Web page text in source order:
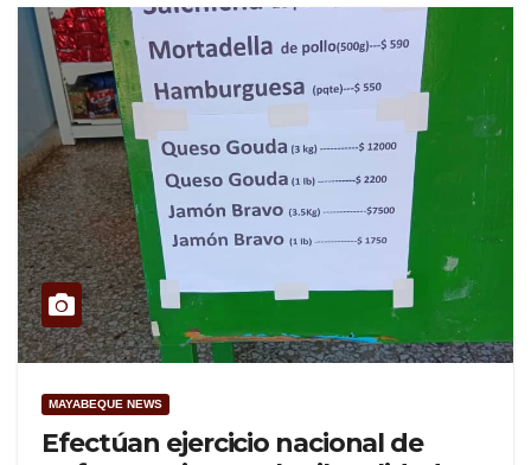
MAYABEQUE NEWS
Efectúan ejercicio nacional de